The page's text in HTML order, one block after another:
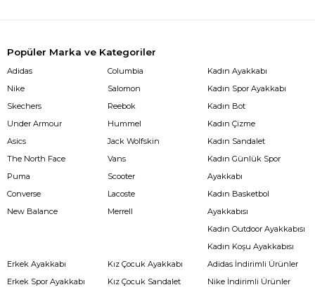
Popüler Marka ve Kategoriler
Adidas
Nike
Skechers
Under Armour
Asics
The North Face
Puma
Converse
New Balance
Columbia
Salomon
Reebok
Hummel
Jack Wolfskin
Vans
Scooter
Lacoste
Merrell
Kadın Ayakkabı
Kadın Spor Ayakkabı
Kadın Bot
Kadın Çizme
Kadın Sandalet
Kadın Günlük Spor
Ayakkabı
Kadın Basketbol
Ayakkabısı
Kadın Outdoor Ayakkabısı
Kadın Koşu Ayakkabısı
Erkek Ayakkabı
Erkek Spor Ayakkabı
Kız Çocuk Ayakkabı
Kız Çocuk Sandalet
Adidas İndirimli Ürünler
Nike İndirimli Ürünler